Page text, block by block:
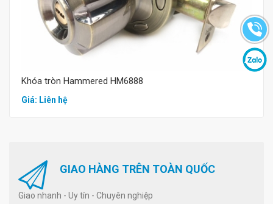
Khóa tròn Hammered HM6888
Giá: Liên hệ
GIAO HÀNG TRÊN TOÀN QUỐC
Giao nhanh - Uy tín - Chuyên nghiệp